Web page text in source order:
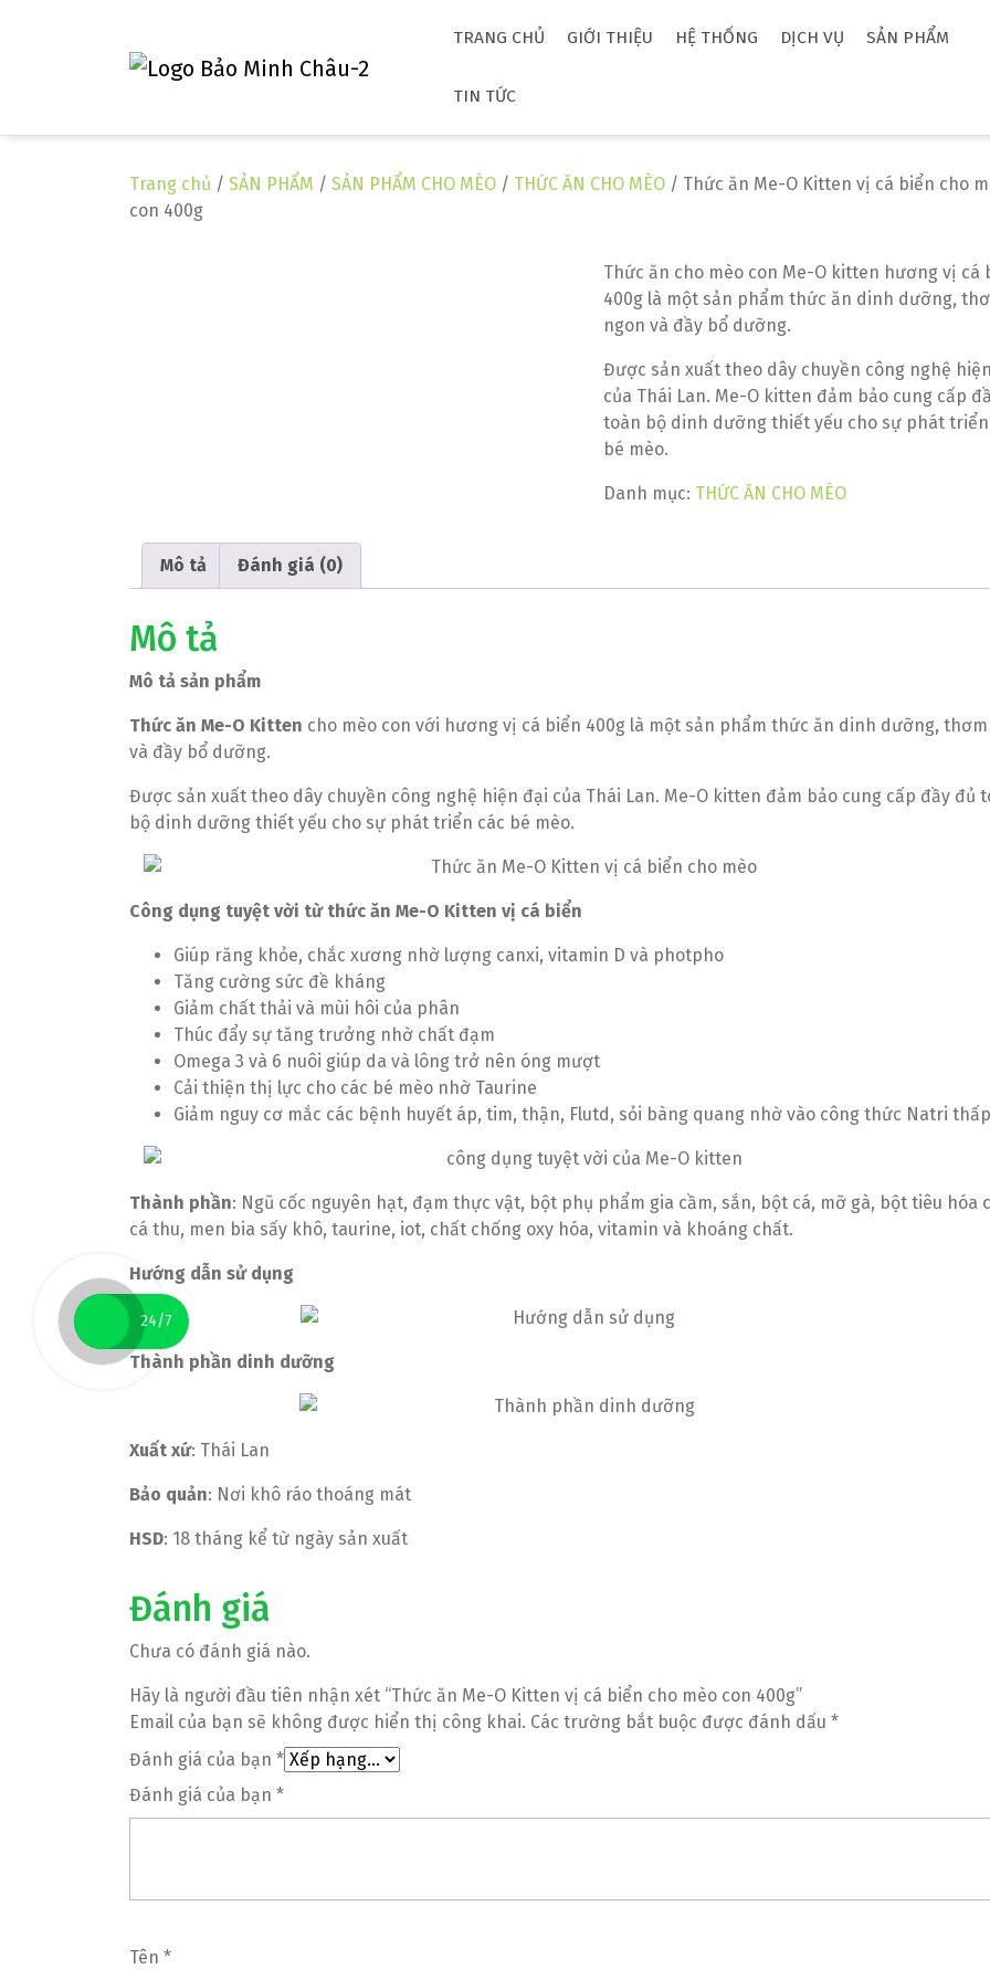
TRANG CHỦ GIỚI THIỆU HỆ THỐNG DỊCH VỤ SẢN PHẨM
TIN TỨC
Trang chủ / SẢN PHẨM / SẢN PHẨM CHO MÈO / THỨC ĂN CHO MÈO / Thức ăn Me-O Kitten vị cá biển cho
con 400g
Thức ăn cho mèo con Me-O kitten hương vị cá
400g là một sản phẩm thức ăn dinh dưỡng,
ngon và đầy bổ dưỡng.
Được sản xuất theo dây chuyền công nghệ
của Thái Lan. Me-O kitten đảm bảo cung cấp
toàn bộ dinh dưỡng thiết yếu cho sự phát triển
bé mèo.
Danh mục: THỨC ĂN CHO MÈO
Mô tả Đánh giá (0)
Mô tả
Mô tả sản phẩm
Thức ăn Me-O Kitten cho mèo con với hương vị cá biển 400g là một sản phẩm thức ăn dinh dưỡng,
và đầy bổ dưỡng.
Được sản xuất theo dây chuyền công nghệ hiện đại của Thái Lan. Me-O kitten đảm bảo cung cấp đầy đủ
bộ dinh dưỡng thiết yếu cho sự phát triển các bé mèo.
Công dụng tuyệt vời từ thức ăn Me-O Kitten vị cá biển
Giúp răng khỏe, chắc xương nhờ lượng canxi, vitamin D và photpho
Tăng cường sức đề kháng
Giảm chất thải và mùi hôi của phân
Thúc đẩy sự tăng trưởng nhờ chất đạm
Omega 3 và 6 nuôi giúp da và lông trở nên óng mượt
Cải thiện thị lực cho các bé mèo nhờ Taurine
Giảm nguy cơ mắc các bệnh huyết áp, tim, thận, Flutd, sỏi bàng quang nhờ vào công thức Natri thấp
Thành phần: Ngũ cốc nguyên hạt, đạm thực vật, bột phụ phẩm gia cầm, sắn, bột cá, mỡ gà, bột tiêu hóa
cá thu, men bia sấy khô, taurine, iot, chất chống oxy hóa, vitamin và khoáng chất.
Hướng dẫn sử dụng
Thành phần dinh dưỡng
Xuất xứ: Thái Lan
Bảo quản: Nơi khô ráo thoáng mát
HSD: 18 tháng kể từ ngày sản xuất
Đánh giá
Chưa có đánh giá nào.
Hãy là người đầu tiên nhận xét “Thức ăn Me-O Kitten vị cá biển cho mèo con 400g”
Email của bạn sẽ không được hiển thị công khai. Các trường bắt buộc được đánh dấu *
Đánh giá của bạn *
Đánh giá của bạn *
Tên *
24/7